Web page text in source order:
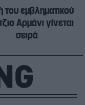
του εμβληματικού
Αρμάνι γίνεται
σειρά